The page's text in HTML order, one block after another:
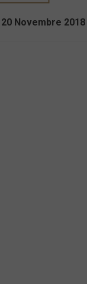
20 Novembre 2018